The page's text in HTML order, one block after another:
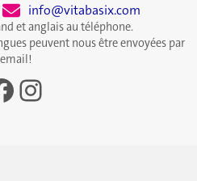
info@vitabasix.com
et anglais au téléphone.
peuvent nous être envoyées par
email!
Instagram